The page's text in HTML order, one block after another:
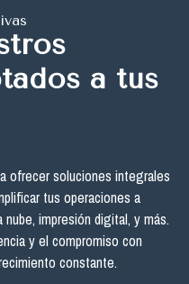
a tus
ofrecer soluciones integrales
tus operaciones a
impresión digital, y más.
y el compromiso con
constante.